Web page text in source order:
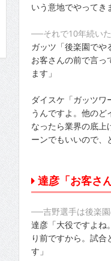
いう意地でやってき
──それで10年続い
ガッツ「後楽園でや
お客さんの前で言っ
ます」
ダイスケ「ガッツ
うんですよ。他のど
なったら業界の底上
ーンでもいいので、
達彦「お客さ
──吉野選手は後楽園
達彦「大役ですよね
り前ですから。試
す」